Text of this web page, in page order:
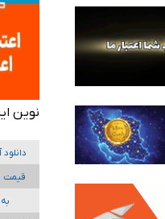
نوین
قیمت